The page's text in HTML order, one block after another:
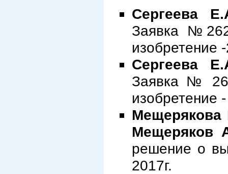
Сергеева
Заявка
изобретение
Сергеева
Заявка №
изобретение
Мещеряков
решение о
2017г.